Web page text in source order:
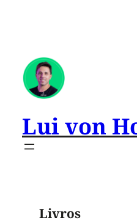
conteúdo
Lui von
Livros